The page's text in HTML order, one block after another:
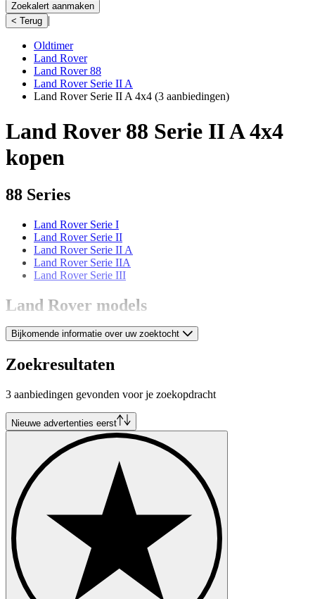
Zoekalert aanmaken
< Terug |
Oldtimer
Land Rover
Land Rover 88
Land Rover Serie II A
Land Rover Serie II A 4x4 (3 aanbiedingen)
Land Rover 88 Serie II A 4x4
kopen
88 Series
Land Rover Serie I
Land Rover Serie II
Land Rover Serie II A
Land Rover Serie IIA
Land Rover Serie III
Land Rover models
Land Rover 109
Land Rover 86
Land Rover Defender
Land Rover Forward Control
Land Rover Range Rover
Land Rover Range Rover Evoque
Land Rover Range Rover Sport
Land Rover Range Rover Velar
Bijkomende informatie over uw zoektocht
Zoekresultaten
3 aanbiedingen gevonden voor je zoekopdracht
Nieuwe advertenties eerst